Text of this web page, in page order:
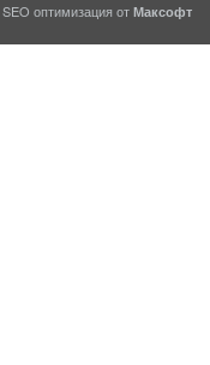
SEO оптимизация от Максофт